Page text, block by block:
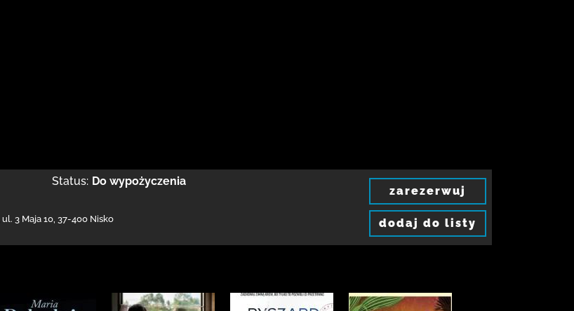
Status: Do wypożyczenia
ul. 3 Maja 10, 37-400 Nisko
zarezerwuj
dodaj do listy